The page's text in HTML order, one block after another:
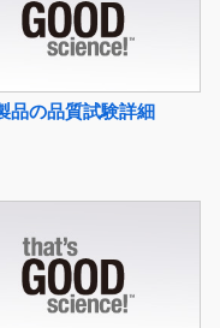
品の品質試験詳細